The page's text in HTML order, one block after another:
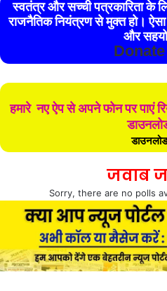
स्वतंत्र और सच्ची पत्रकारिता के
राजनैतिक नियंत्रण से मुक्त हो।
और
हमारे नए ऐप से अपने फोन पर पाएं
जवाब
Sorry, there are no polls